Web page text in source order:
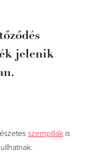
jelenik
szempillák is